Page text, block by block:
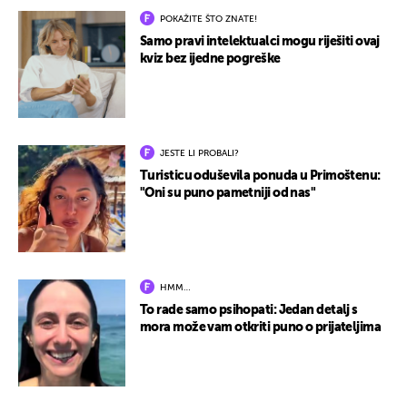
POKAŽITE ŠTO ZNATE!
Samo pravi intelektualci mogu riješiti ovaj
kviz bez ijedne pogreške
JESTE LI PROBALI?
Turisticu oduševila ponuda u Primoštenu:
"Oni su puno pametniji od nas"
HMM…
To rade samo psihopati: Jedan detalj s
mora može vam otkriti puno o prijateljima